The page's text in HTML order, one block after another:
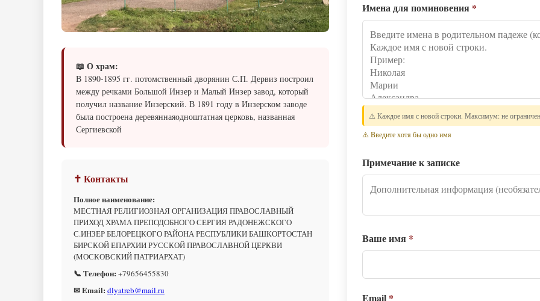
📖 О храм:
В 1890-1895 гг. потомственный дворянин С.П. Дервиз построил
между речками Большой Инзер и Малый Инзер завод, который
получил название Инзерский. В 1891 году в Инзерском заводе
была построена деревяннаяодноштатная церковь, названная
Сергиевской
✝ Контакты
Полное наименование:
МЕСТНАЯ РЕЛИГИОЗНАЯ ОРГАНИЗАЦИЯ ПРАВОСЛАВНЫЙ
ПРИХОД ХРАМА ПРЕПОДОБНОГО СЕРГИЯ РАДОНЕЖСКОГО
С.ИНЗЕР БЕЛОРЕЦКОГО РАЙОНА РЕСПУБЛИКИ БАШКОРТОСТАН
БИРСКОЙ ЕПАРХИИ РУССКОЙ ПРАВОСЛАВНОЙ ЦЕРКВИ
(МОСКОВСКИЙ ПАТРИАРХАТ)
📞 Телефон: +79656455830
✉ Email: dlyatreb@mail.ru
Имена для поминовения *
⚠️ Каждое имя с новой строки. Максимум: не
⚠️ Введите хотя бы одно имя
Примечание к записке
Ваше имя *
Email *